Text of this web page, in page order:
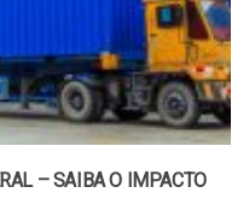
– SAIBA O IMPACTO